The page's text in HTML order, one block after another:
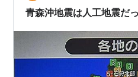
除・無化”される。力の論理
青森沖地震は人工地震だ